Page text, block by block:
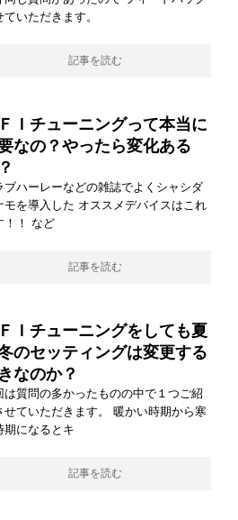
ていただきます。
記事を読む
Ｉチューニングって本当に
なの？やったら変化ある
ブハーレーなどの雑誌でよくシャシダ
モを導入した オススメデバイスはこれ
！！ など
記事を読む
Ｉチューニングをしても夏
のセッティングは変更する
なのか？
は質問の多かったものの中で１つご紹
せていただきます。 暖かい時期から寒
期になるとキ
記事を読む